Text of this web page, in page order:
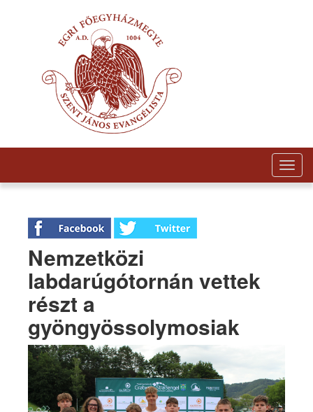
Nemzetközi
labdarúgótornán vettek
részt a
gyöngyössolymosiak